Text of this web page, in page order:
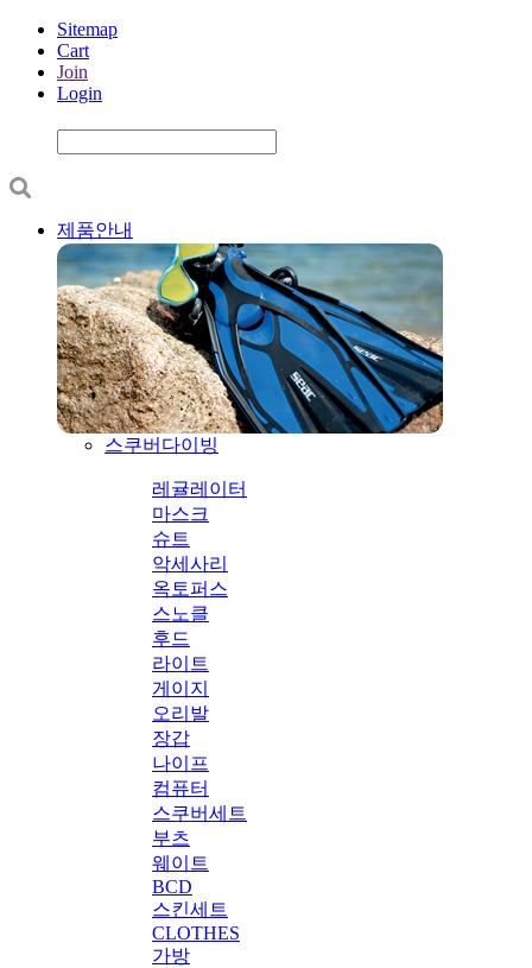
Sitemap
Cart
Join
Login
제품안내
스쿠버다이빙
레귤레이터
마스크
슈트
악세사리
옥토퍼스
스노클
후드
라이트
게이지
오리발
장갑
나이프
컴퓨터
스쿠버세트
부츠
웨이트
BCD
스킨세트
CLOTHES
가방